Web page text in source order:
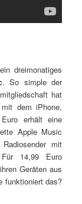
dreimonatiges
. So simple der
hat
dem iPhone,
erhält eine
Apple Music
mit
Für 14,99 Euro
Geräten aus
funktioniert das?